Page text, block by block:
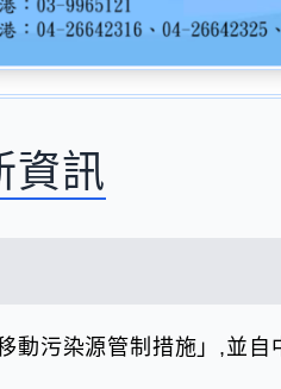
資訊
污染源管制措施」,並自